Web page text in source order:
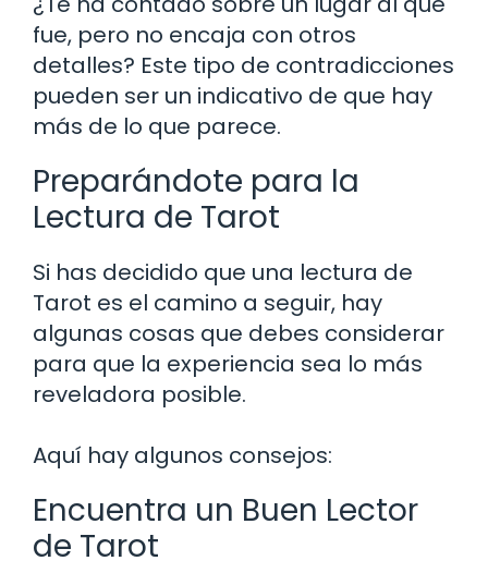
fue, pero no encaja con otros
detalles? Este tipo de contradicciones
pueden ser un indicativo de que hay
más de lo que parece.
Preparándote para la
Lectura de Tarot
Si has decidido que una lectura de
Tarot es el camino a seguir, hay
algunas cosas que debes considerar
para que la experiencia sea lo más
reveladora posible.
Aquí hay algunos consejos:
Encuentra un Buen Lector
de Tarot